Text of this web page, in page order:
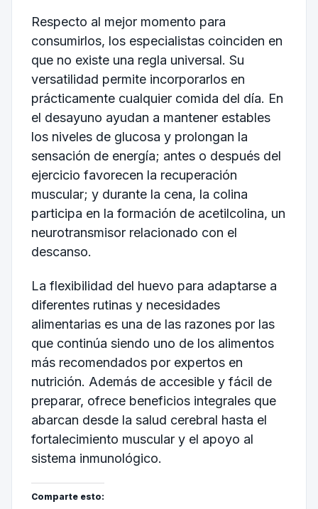
Respecto al mejor momento para
consumirlos, los especialistas coinciden en
que no existe una regla universal. Su
versatilidad permite incorporarlos en
prácticamente cualquier comida del día. En
el desayuno ayudan a mantener estables
los niveles de glucosa y prolongan la
sensación de energía; antes o después del
ejercicio favorecen la recuperación
muscular; y durante la cena, la colina
participa en la formación de acetilcolina, un
neurotransmisor relacionado con el
descanso.
La flexibilidad del huevo para adaptarse a
diferentes rutinas y necesidades
alimentarias es una de las razones por las
que continúa siendo uno de los alimentos
más recomendados por expertos en
nutrición. Además de accesible y fácil de
preparar, ofrece beneficios integrales que
abarcan desde la salud cerebral hasta el
fortalecimiento muscular y el apoyo al
sistema inmunológico.
Comparte esto: